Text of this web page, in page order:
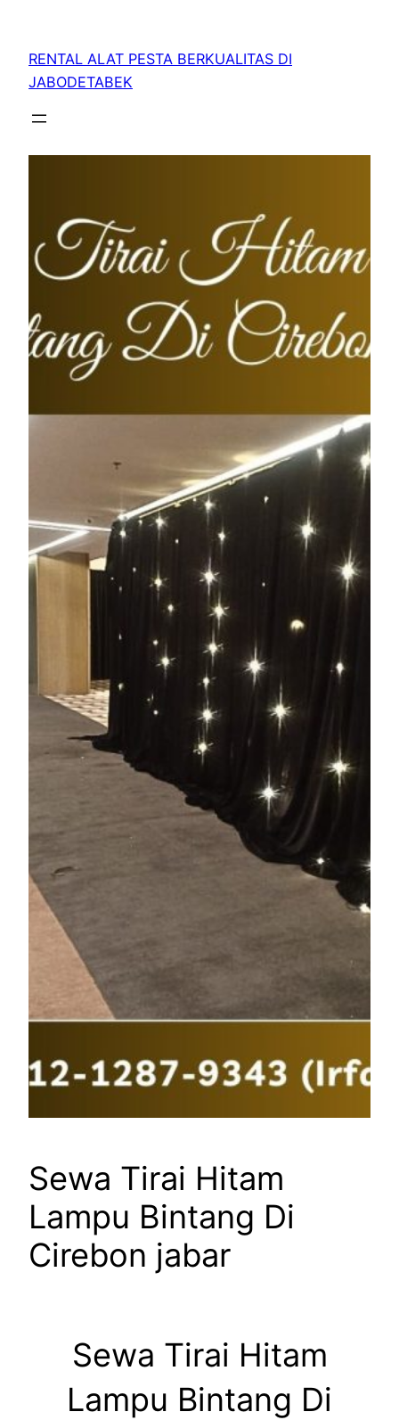
RENTAL ALAT PESTA BERKUALITAS DI
JABODETABEK
Sewa Tirai Hitam
Lampu Bintang Di
Cirebon jabar
Sewa Tirai Hitam
Lampu Bintang Di